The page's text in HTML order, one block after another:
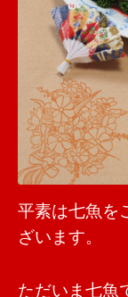
平素は七魚を
ざいます。
ただいま七魚